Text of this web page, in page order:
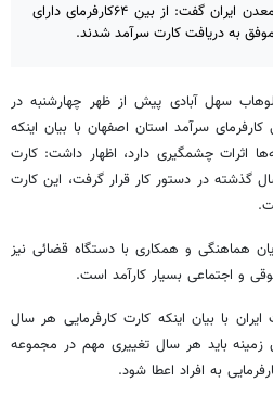
اصفهان - رئیس خانه صنعت و معدن ایران گفت: از بین ۶۴کارفرمای دارای
سهل آبادی پیش از ظهر چهارشنبه در
سرآمد استان اصفهان با بیان اینکه
اثرات چشمگیری دارد، اظهار داشت: کارت
در استان اصفهان از ۱۰ سال گذشته در دستور کار قرار گرفت، این کارت
هماهنگی و همکاری با دستگاه قضائی نیز
و اجتماعی بسیار کارآمد است.
با بیان اینکه کارت کارفرمایی هر سال
باید هر سال تغییری مهم در مجموعه
به افراد اعطا شود.